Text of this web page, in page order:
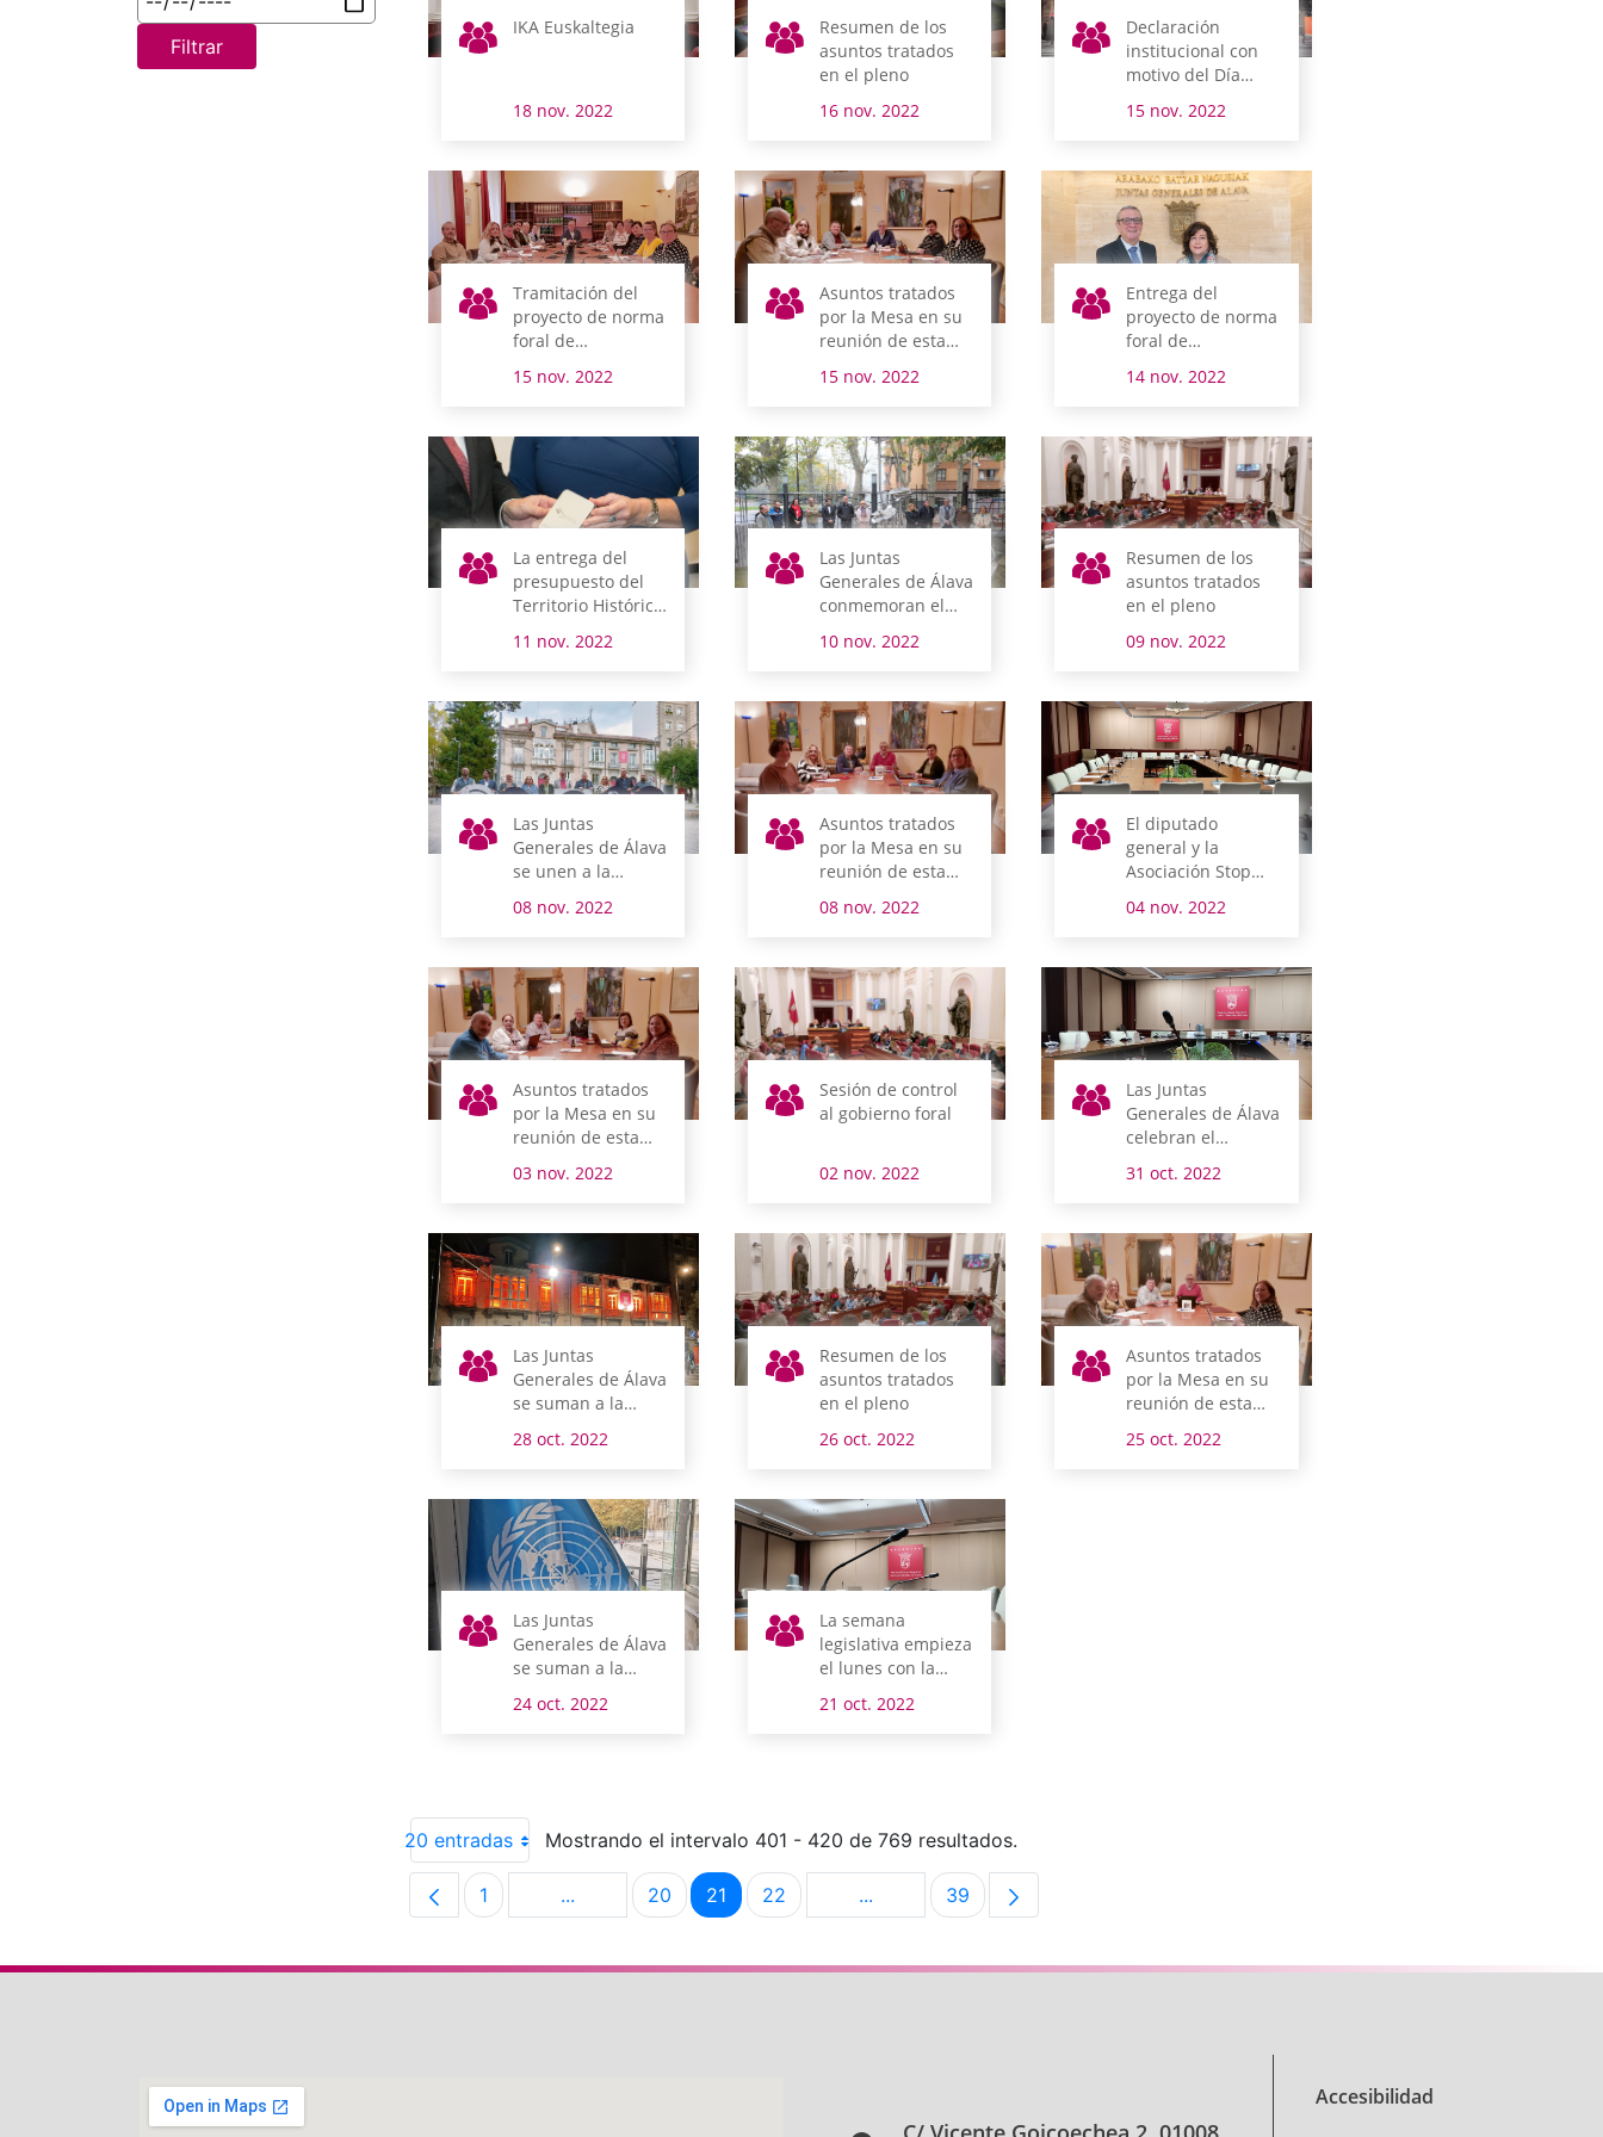
Filtrar
IKA Euskaltegia
18 nov. 2022
Resumen de los
asuntos tratados
en el pleno
16 nov. 2022
Declaración
institucional con
motivo del Día
Infancia
15 nov. 2022
Tramitación del
proyecto de norma
foral de
Territorio Histórico
15 nov. 2022
Asuntos tratados
por la Mesa en su
reunión de esta
15 nov. 2022
Entrega del
proyecto de norma
foral de
Territorio Histórico
14 nov. 2022
La entrega del
presupuesto del
Territorio Histórico
que viene su
parlamentaria
11 nov. 2022
Las Juntas
Generales de Álava
conmemoran el
10 nov. 2022
Resumen de los
asuntos tratados
en el pleno
09 nov. 2022
Las Juntas
Generales de Álava
se unen a la
Euskaraldia
08 nov. 2022
Asuntos tratados
por la Mesa en su
reunión de esta
08 nov. 2022
El diputado
general y la
Asociación Stop
Género Digital
lunes en comisión
04 nov. 2022
Asuntos tratados
por la Mesa en su
reunión de esta
03 nov. 2022
Sesión de control
al gobierno foral
02 nov. 2022
Las Juntas
Generales de Álava
celebran el
nuevo pleno de
foral
31 oct. 2022
Las Juntas
Generales de Álava
se suman a la
del Día Mundial
28 oct. 2022
Resumen de los
asuntos tratados
en el pleno
26 oct. 2022
Asuntos tratados
por la Mesa en su
reunión de esta
25 oct. 2022
Las Juntas
Generales de Álava
se suman a la
del Día de las
24 oct. 2022
La semana
legislativa empieza
el lunes con la
comisión de Medio
21 oct. 2022
20 entradas Mostrando el intervalo 401 - 420 de 769 resultados.
Página
1 ...Páginas intermedias Use TAB para desplazarse.
Página
20 Página
21 Página
22 ...Páginas intermedias Use TAB para desplazarse.
Página
39
Accesibilidad